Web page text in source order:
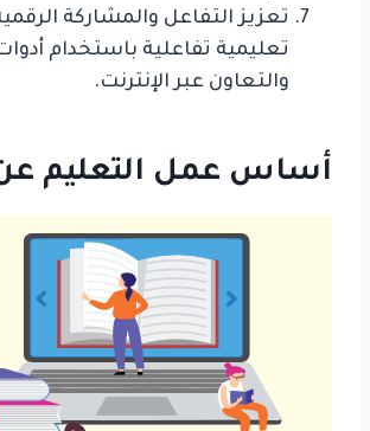
تعزيز التفاعل والمشاركة
تعليمية تفاعلية باستخدام
والتعاون عبر الإنترنت.
أساس عمل التعليم